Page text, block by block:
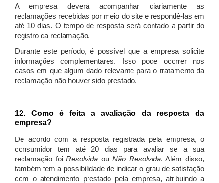
A empresa deverá acompanhar diariamente as
reclamações recebidas por meio do site e respondê-las em
até 10 dias. O tempo de resposta será contado a partir do
registro da reclamação.
Durante este período, é possível que a empresa solicite
informações complementares. Isso pode ocorrer nos
casos em que algum dado relevante para o tratamento da
reclamação não houver sido prestado.
12. Como é feita a avaliação da resposta da
empresa?
De acordo com a resposta registrada pela empresa, o
consumidor tem até 20 dias para avaliar se a sua
reclamação foiResolvida ou Não Resolvida. Além disso,
também tem a possibilidade de indicar o grau de satisfação
com o atendimento prestado pela empresa, atribuindo a